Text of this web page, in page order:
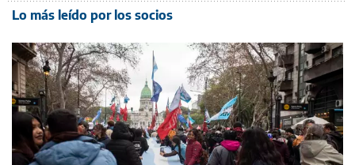
Lo más leído por los socios